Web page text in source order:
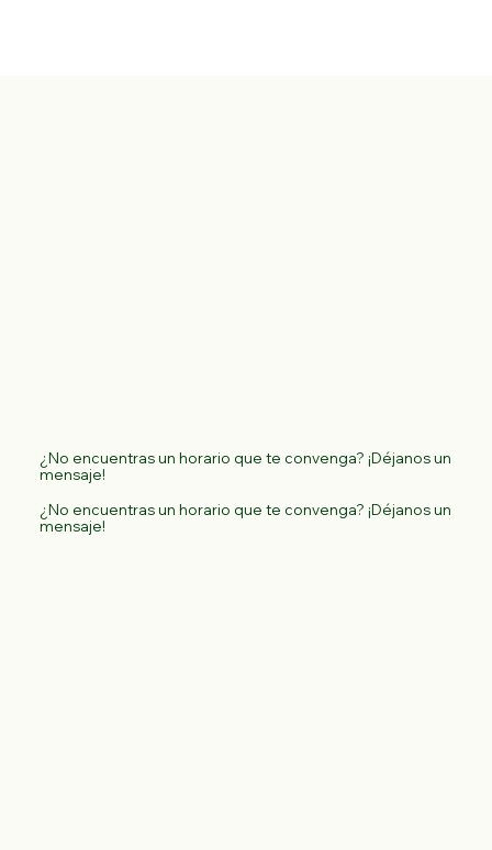
¿No encuentras un horario que te convenga? ¡Déjanos un
mensaje!
¿No encuentras un horario que te convenga? ¡Déjanos un
mensaje!